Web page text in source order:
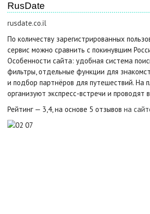
RusDate
rusdate.co.il
По количеству зарегистрированных
сервис можно сравнить с покинувшим
Особенности сайта: удобная система
фильтры, отдельные функции для
и подбор партнёров для путешествий. На
организуют экспресс-встречи и проводят
Рейтинг — 3,4, на основе 5 отзывов на